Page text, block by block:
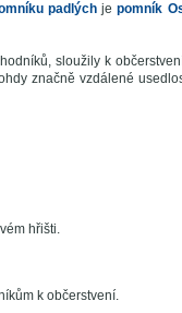
padlýchjepomník
sloužily k
značně vzdálené
hřišti.
k občerstvení.